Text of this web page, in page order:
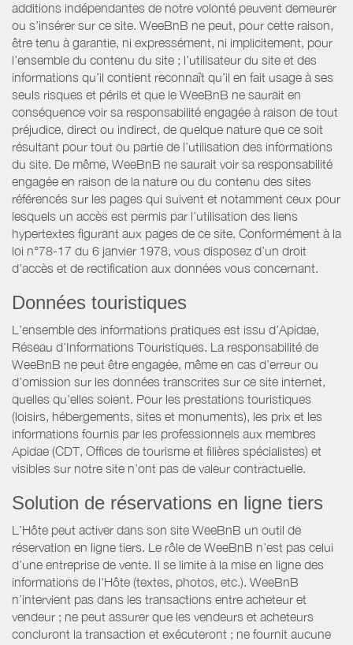
additions indépendantes de notre volonté peuvent demeurer
ou s’insérer sur ce site. WeeBnB ne peut, pour cette raison,
être tenu à garantie, ni expressément, ni implicitement, pour
l’ensemble du contenu du site ; l’utilisateur du site et des
informations qu’il contient reconnaît qu’il en fait usage à ses
seuls risques et périls et que le WeeBnB ne saurait en
conséquence voir sa responsabilité engagée à raison de tout
préjudice, direct ou indirect, de quelque nature que ce soit
résultant pour tout ou partie de l’utilisation des informations
du site. De même, WeeBnB ne saurait voir sa responsabilité
engagée en raison de la nature ou du contenu des sites
référencés sur les pages qui suivent et notamment ceux pour
lesquels un accès est permis par l’utilisation des liens
hypertextes figurant aux pages de ce site. Conformément à la
loi n°78-17 du 6 janvier 1978, vous disposez d’un droit
d’accès et de rectification aux données vous concernant.
Données touristiques
L’ensemble des informations pratiques est issu d’Apidae,
Réseau d’Informations Touristiques. La responsabilité de
WeeBnB ne peut être engagée, même en cas d’erreur ou
d’omission sur les données transcrites sur ce site internet,
quelles qu’elles soient. Pour les prestations touristiques
(loisirs, hébergements, sites et monuments), les prix et les
informations fournis par les professionnels aux membres
Apidae (CDT, Offices de tourisme et filières spécialistes) et
visibles sur notre site n’ont pas de valeur contractuelle.
Solution de réservations en ligne tiers
L’Hôte peut activer dans son site WeeBnB un outil de
réservation en ligne tiers. Le rôle de WeeBnB n’est pas celui
d’une entreprise de vente. Il se limite à la mise en ligne des
informations de l'Hôte (textes, photos, etc.). WeeBnB
n’intervient pas dans les transactions entre acheteur et
vendeur ; ne peut assurer que les vendeurs et acheteurs
concluront la transaction et exécuteront ; ne fournit aucune